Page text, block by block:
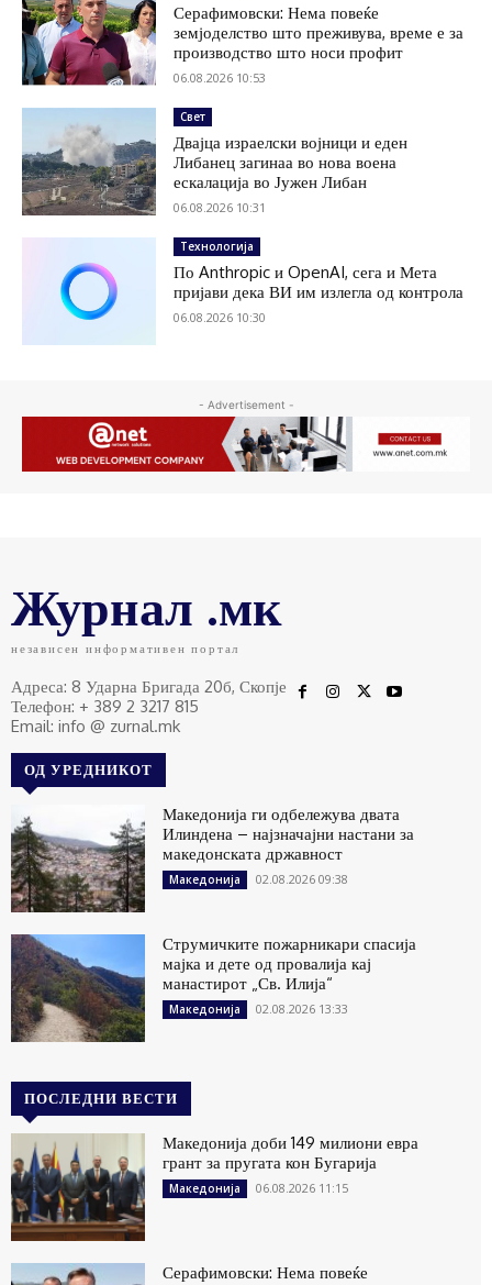
Серафимовски: Нема повеќе
земјоделство што преживува, време е за
производство што носи профит
06.08.2026 10:53
Свет
Двајца израелски војници и еден
Либанец загинаа во нова воена
ескалација во Јужен Либан
06.08.2026 10:31
Технологија
По Anthropic и OpenAI, сега и Мета
пријави дека ВИ им излегла од контрола
06.08.2026 10:30
- Advertisement -
Журнал .мк
независен информативен портал
Адреса: 8 Ударна Бригада 20б, Скопје
Телефон: + 389 2 3217 815
Email: info @ zurnal.mk
ОД УРЕДНИКОТ
Македонија ги одбележува двата
Илиндена – најзначајни настани за
македонската државност
Македонија 02.08.2026 09:38
Струмичките пожарникари спасија
мајка и дете од провалија кај
манастирот „Св. Илија“
Македонија 02.08.2026 13:33
ПОСЛЕДНИ ВЕСТИ
Македонија доби 149 милиони евра
грант за пругата кон Бугарија
Македонија 06.08.2026 11:15
Серафимовски: Нема повеќе